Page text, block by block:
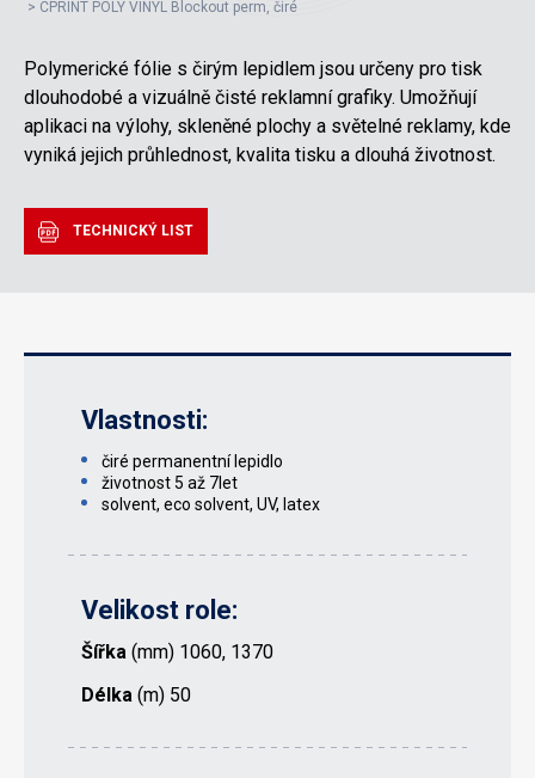
CPRINT POLY VINYL Blockout perm, čiré
Polymerické fólie s čirým lepidlem jsou určeny pro tisk
dlouhodobé a vizuálně čisté reklamní grafiky. Umožňují
aplikaci na výlohy, skleněné plochy a světelné reklamy, kde
vyniká jejich průhlednost, kvalita tisku a dlouhá životnost.
TECHNICKÝ LIST
Vlastnosti:
čiré permanentní lepidlo
životnost 5 až 7let
solvent, eco solvent, UV, latex
Velikost role:
Šířka (mm) 1060, 1370
Délka (m) 50